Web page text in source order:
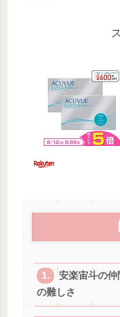
安楽宙斗の仲
の難しさ